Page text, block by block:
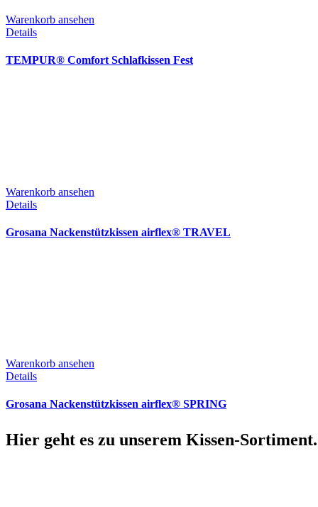
Warenkorb ansehen
Details
TEMPUR® Comfort Schlafkissen Fest
Warenkorb ansehen
Details
Grosana Nackenstützkissen airflex® TRAVEL
Warenkorb ansehen
Details
Grosana Nackenstützkissen airflex® SPRING
Hier geht es zu unserem Kissen-Sortiment.